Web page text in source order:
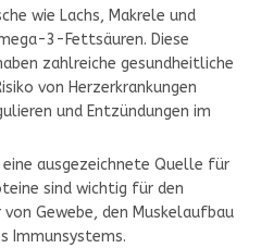
wie Lachs, Makrele und
3-Fettsäuren. Diese
zahlreiche gesundheitliche
von Herzerkrankungen
und Entzündungen im
eine ausgezeichnete Quelle für
sind wichtig für den
Gewebe, den Muskelaufbau
Immunsystems.